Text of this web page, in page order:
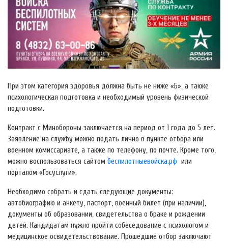
При этом категория здоровья должна быть не ниже «Б», а также
психологическая подготовка и необходимый уровень физической
подготовки.
Контракт с Минобороны заключается на период от 1 года до 5 лет.
Заявление на службу можно подать лично в пункте отбора или
военном комиссариате, а также по телефону, по почте. Кроме того,
можно воспользоваться сайтом беспилотныевойска.рф или
порталом «Госуслуги».
Необходимо собрать и сдать следующие документы:
автобиографию и анкету, паспорт, военный билет (при наличии),
документы об образовании, свидетельства о браке и рождении
детей. Кандидатам нужно пройти собеседование с психологом и
медицинское освидетельствование. Прошедшие отбор заключают